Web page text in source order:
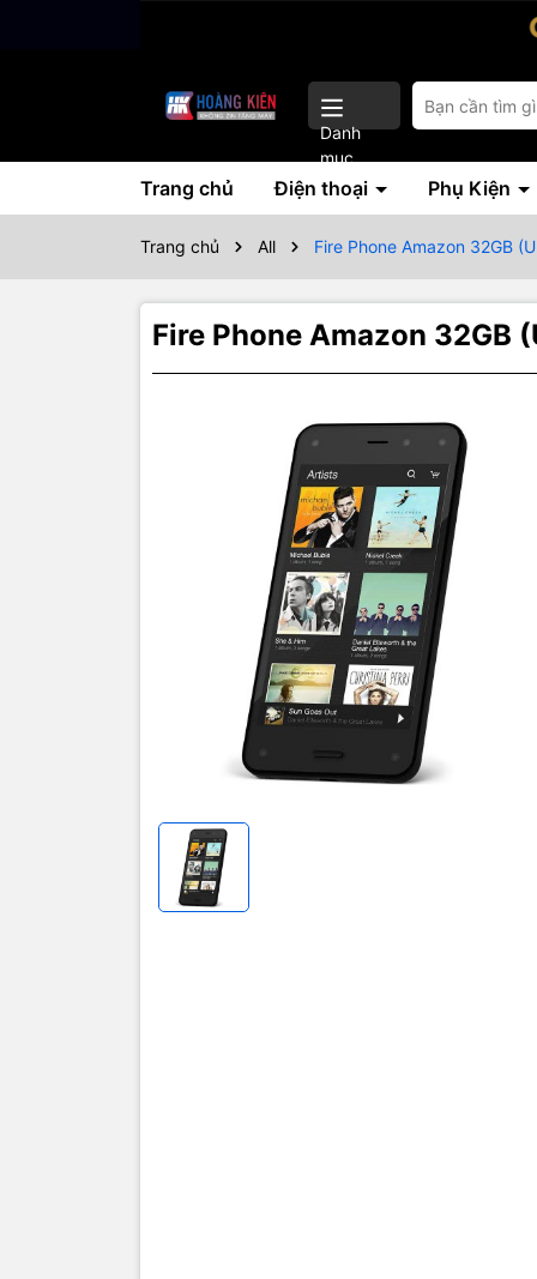
Danh
mục
Trang chủ Điện thoại Phụ Kiện
Trang chủ All Fire Phone Amazon 32GB
Fire Phone Amazon 32GB
THÔNG